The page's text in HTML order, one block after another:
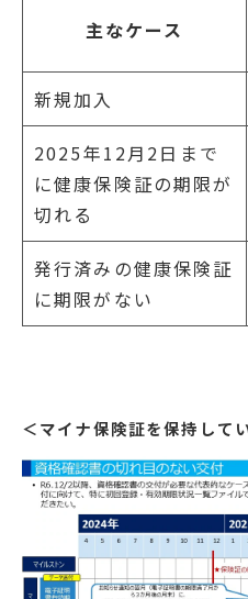
主なケース
新規加入
2025年12月2日まで
に健康保険証の期限が
切れる
発行済みの健康保険証
に期限がない
＜マイナ保険証を保持して